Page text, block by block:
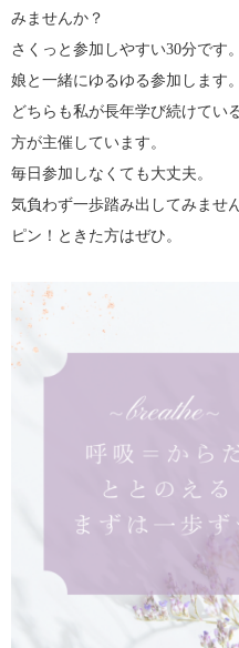
みませんか？
さくっと参加しやすい30分です。
娘と一緒にゆるゆる参加します。
どちらも私が長年学び続けてい
方が主催しています。
毎日参加しなくても大丈夫。
気負わず一歩踏み出してみませ
ピン！ときた方はぜひ。